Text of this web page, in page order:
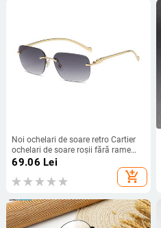
Noi ochelari de soare retro Cartier
ochelari de soare roșii fără rame
pentru femei, ochelari de soare
tăiați cu rame mici, la tendința
europeană și americană
69.06 Lei
add_shopping_cart